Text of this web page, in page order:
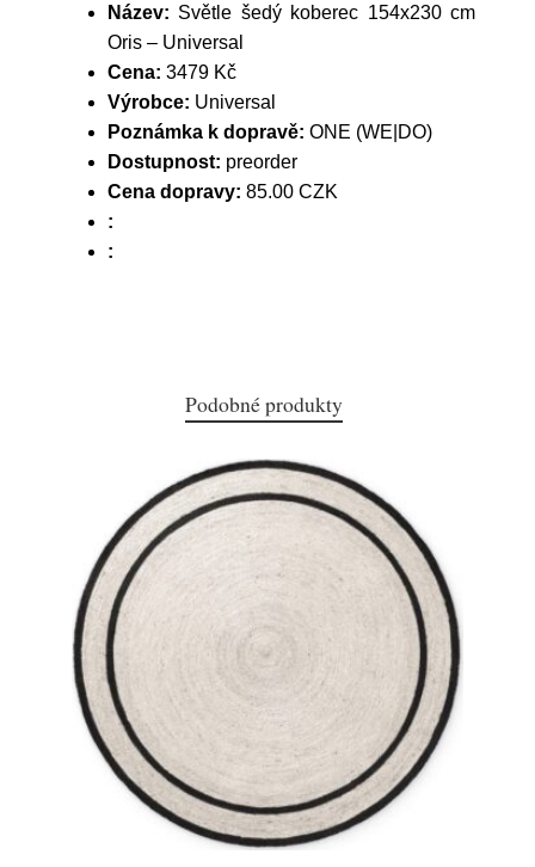
Název: Světle šedý koberec 154x230 cm
Oris – Universal
Cena: 3479 Kč
Výrobce: Universal
Poznámka k dopravě: ONE (WE|DO)
Dostupnost: preorder
Cena dopravy: 85.00 CZK
:
:
Podobné produkty